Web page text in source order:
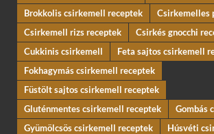
Brokkolis csirkemell receptek
Csirkemelles
Csirkemell rizs receptek
Csirkés gnocchi
Cukkinis csirkemell
Feta sajtos csirkemell
Fokhagymás csirkemell receptek
Füstölt sajtos csirkemell receptek
Gluténmentes csirkemell receptek
Gombás
Gyümölcsös csirkemell receptek
Húsvéti